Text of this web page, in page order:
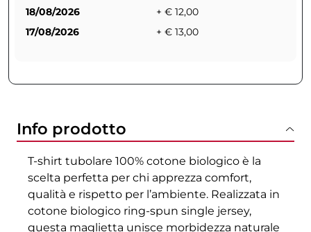
18/08/2026
+ € 12,00
17/08/2026
+ € 13,00
Info prodotto
T-shirt tubolare 100% cotone biologico è la
scelta perfetta per chi apprezza comfort,
qualità e rispetto per l’ambiente. Realizzata in
cotone biologico ring-spun single jersey,
questa maglietta unisce morbidezza naturale